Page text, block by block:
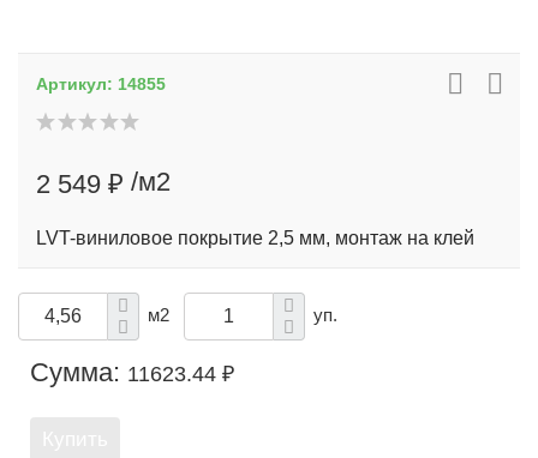
Артикул: 14855
2 549 ₽ /м2
LVT-виниловое покрытие 2,5 мм, монтаж на клей
м2 уп.
Сумма: 11623.44 ₽